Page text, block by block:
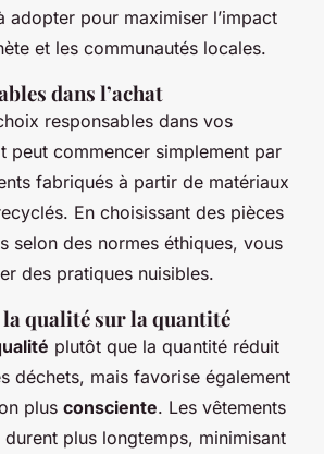
adopter pour maximiser l’impact
et les communautés locales.
dans l’achat
responsables dans vos
peut commencer simplement par
fabriqués à partir de matériaux
En choisissant des pièces
selon des normes éthiques, vous
des pratiques nuisibles.
qualité sur la quantité
plutôt que la quantité réduit
déchets, mais favorise également
plus consciente. Les vêtements
plus longtemps, minimisant